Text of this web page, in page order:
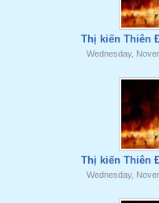
Thị kiến Thiên
Wednesday,
Thị kiến Thiên
Wednesday,